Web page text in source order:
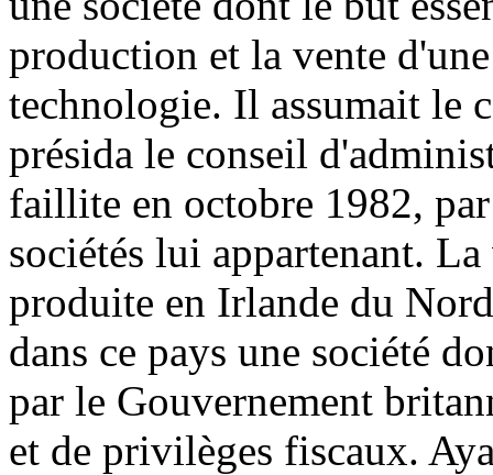
production et la vente
technologie. Il assumait le
présida le conseil
faillite en octobre 1982,
sociétés lui appartenant.
produite en Irlande du
dans ce pays une société
par le Gouvernement
et de privilèges fiscaux.